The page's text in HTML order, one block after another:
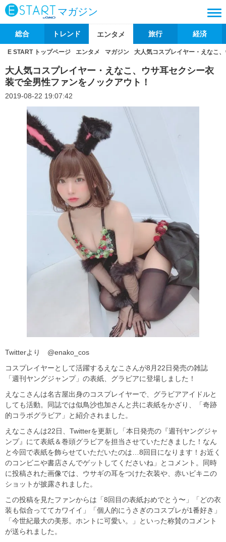
マガジン
総合 トレンド エンタメ 旅行 経済
E START トップページ エンタメ マガジン 大人気コスプレイヤー・えなこ
大人気コスプレイヤー・えなこ、ウサ耳セクシー衣
装で全男性ファンをノックアウト！
2019-08-22 19:07:42
Twitterより @enako_cos
コスプレイヤーとして活躍するえなこさんが8月22日発売の雑誌
「週刊ヤングジャンプ」の表紙、グラビアに登場しました！
えなこさんは名古屋出身のコスプレイヤーで、グラビアアイドルと
しても活動。同誌では似鳥沙也加さんと共に表紙をかざり、「奇跡
的コラボグラビア」と紹介されました。
えなこさんは22日、Twitterを更新し「本日発売の『週刊ヤングジャ
ンプ』にて表紙＆巻頭グラビアを担当させていただきました！なん
と今回で表紙を飾らせていただいたのは…8回目になります！お近く
のコンビニや書店さんでゲットしてくださいね」とコメント。同時
に投稿された画像では、ウサギの耳をつけた衣装や、赤いビキニの
ショットが披露されました。
この投稿を見たファンからは「8回目の表紙おめでとう〜」「どの衣
装も似合っててカワイイ」「個人的にうさぎのコスプレが1番好き」
「今世紀最大の美形。ホントに可愛い。」といった称賛のコメント
が送られました。